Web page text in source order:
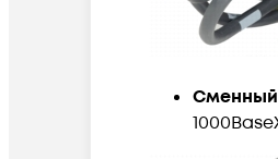
Сменный